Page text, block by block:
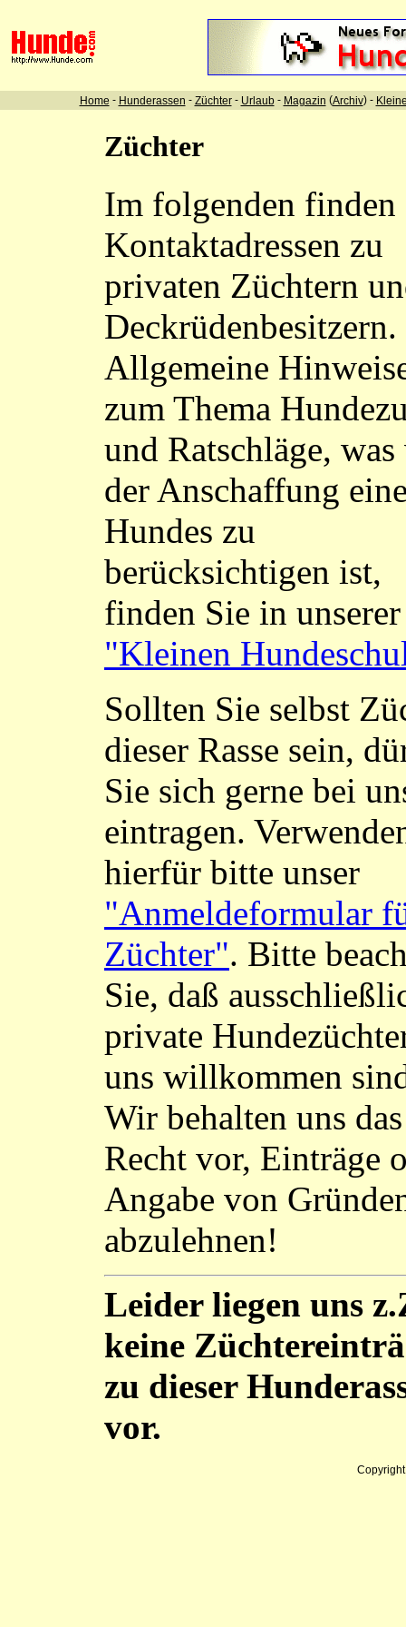
Home - Hunderassen - Züchter- Urlaub- Magazin (Archiv) -
Züchter
Im folgenden finden
Kontaktadressen zu
privaten Züchtern
Deckrüdenbesitzern.
Allgemeine
zum Thema
und Ratschläge,
der Anschaffung
Hundes zu
berücksichtigen ist,
finden Sie in unserer
"Kleinen
Sollten Sie selbst
dieser Rasse sein,
Sie sich gerne bei
eintragen.
hierfür bitte unser
"Anmeldeformular
Züchter". Bitte
Sie, daß
private
uns willkommen
Wir behalten uns das
Recht vor, Einträge
Angabe von
abzulehnen!
Leider liegen uns
keine
zu dieser
vor.